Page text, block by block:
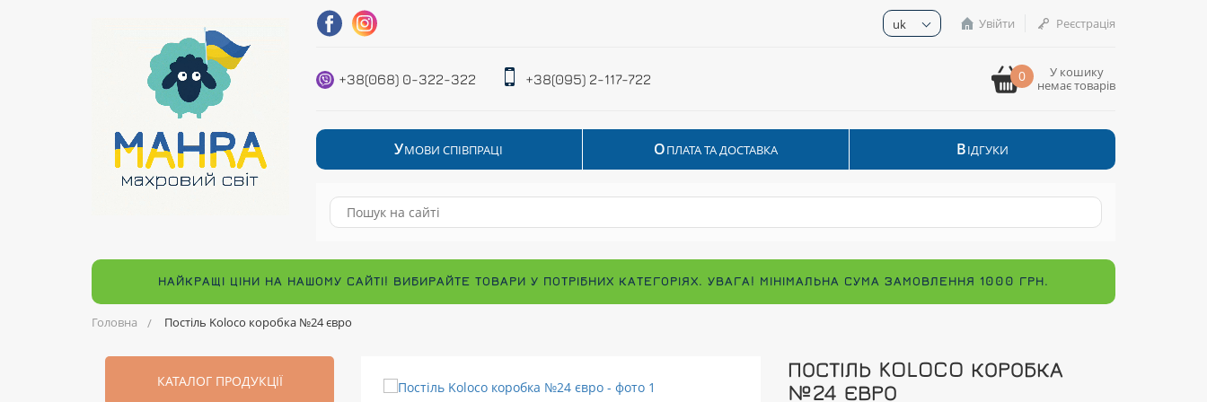
uk Увійти Реєстрація
+38(068) 0-322-322 +38(095) 2-117-722 0
У кошику
немає товарів
УМОВИ СПІВПРАЦІ ОПЛАТА ТА ДОСТАВКА ВІДГУКИ
НАЙКРАЩІ ЦІНИ НА НАШОМУ САЙТІ! ВИБИРАЙТЕ ТОВАРИ У ПОТРІБНИХ КАТЕГОРІЯХ. УВАГА! МІНІМАЛЬНА СУМА ЗАМОВЛЕННЯ 1000 ГРН.
Головна Постіль Koloco коробка №24 євро
КАТАЛОГ ПРОДУКЦІЇ
ПОСТІЛЬ KOLOCO КОРОБКА
№24 ЄВРО